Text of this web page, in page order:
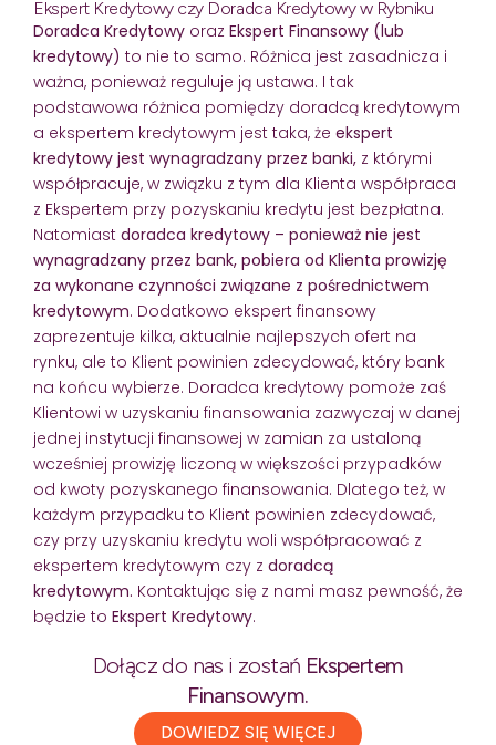
Ekspert Kredytowy czy Doradca Kredytowy w Rybniku
Doradca Kredytowy oraz Ekspert Finansowy (lub
kredytowy) to nie to samo. Różnica jest zasadnicza i
ważna, ponieważ reguluje ją ustawa. I tak
podstawowa różnica pomiędzy doradcą kredytowym
a ekspertem kredytowym jest taka, że ekspert
kredytowy jest wynagradzany przez banki, z którymi
współpracuje, w związku z tym dla Klienta współpraca
z Ekspertem przy pozyskaniu kredytu jest bezpłatna.
Natomiast doradca kredytowy – ponieważ nie jest
wynagradzany przez bank, pobiera od Klienta prowizję
za wykonane czynności związane z pośrednictwem
kredytowym. Dodatkowo ekspert finansowy
zaprezentuje kilka, aktualnie najlepszych ofert na
rynku, ale to Klient powinien zdecydować, który bank
na końcu wybierze. Doradca kredytowy pomoże zaś
Klientowi w uzyskaniu finansowania zazwyczaj w danej
jednej instytucji finansowej w zamian za ustaloną
wcześniej prowizję liczoną w większości przypadków
od kwoty pozyskanego finansowania. Dlatego też, w
każdym przypadku to Klient powinien zdecydować,
czy przy uzyskaniu kredytu woli współpracować z
ekspertem kredytowym czy z doradcą
kredytowym. Kontaktując się z nami masz pewność, że
będzie to Ekspert Kredytowy.
Dołącz do nas i zostań Ekspertem
Finansowym.
DOWIEDZ SIĘ WIĘCEJ